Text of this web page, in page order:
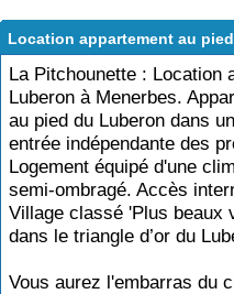
Location appartement au
La Pitchounette : Location
Luberon à Menerbes.
au pied du Luberon dans
entrée indépendante des
Logement équipé d'une
semi-ombragé. Accès
Village classé 'Plus beaux
dans le triangle d’or du
Vous aurez l'embarras du